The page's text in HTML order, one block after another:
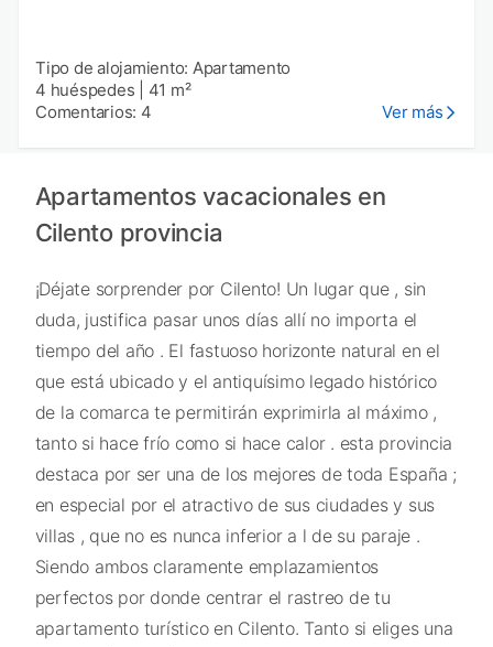
Tipo de alojamiento: Apartamento
4 huéspedes
41 m²
Comentarios: 4
Ver más
Apartamentos vacacionales en
Cilento provincia
¡Déjate sorprender por Cilento! Un lugar que , sin
duda, justifica pasar unos días allí no importa el
tiempo del año . El fastuoso horizonte natural en el
que está ubicado y el antiquísimo legado histórico
de la comarca te permitirán exprimirla al máximo ,
tanto si hace frío como si hace calor . esta provincia
destaca por ser una de los mejores de toda España ;
en especial por el atractivo de sus ciudades y sus
villas , que no es nunca inferior a l de su paraje .
Siendo ambos claramente emplazamientos
perfectos por donde centrar el rastreo de tu
apartamento turístico en Cilento. Tanto si eliges una